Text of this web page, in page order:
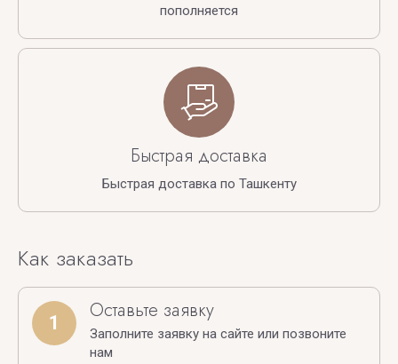
пополняется
Быстрая доставка
Быстрая доставка по Ташкенту
Как заказать
1 Оставьте заявку
Заполните заявку на сайте или позвоните
нам